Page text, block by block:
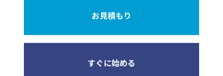
お見積もり
すぐに始める